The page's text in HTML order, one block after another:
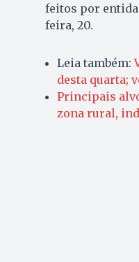
feitos por
feira, 20.
Leia também:
desta quarta;
Principais
zona rural,